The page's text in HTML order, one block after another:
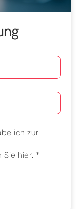
ich zur
Sie hier. *